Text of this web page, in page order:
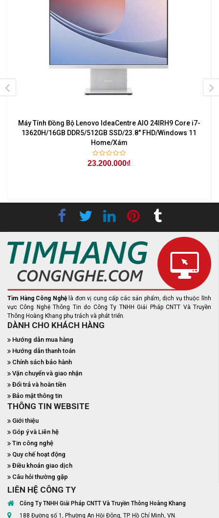
Máy Tính Đồng Bộ Lenovo IdeaCentre AIO 24IRH9 Core i7-
13620H/16GB DDR5/512GB SSD/23.8" FHD/Windows 11
Home/Xám
23.200.000₫
Tìm Hàng Công Nghệ là đơn vị cung cấp các sản phẩm, dịch vụ thuộc lĩnh
vực Công Nghệ Thông Tin do Công Ty TNHH Giải Pháp CNTT Và Truyền
Thông Hoàng Khang phụ trách và phát triển.
DÀNH CHO KHÁCH HÀNG
Hướng dẫn mua hàng
Hướng dẫn thanh toán
Chính sách bảo hành
Vận chuyển và giao nhận
Đổi trả và hoàn tiền
Bảo mật thông tin
THÔNG TIN WEBSITE
Giới thiệu
Góp ý và Liên hệ
Tin công nghệ
Quy chế hoạt động
Điều khoản giao dịch
Câu hỏi thường gặp
LIÊN HỆ CÔNG TY
Công Ty TNHH Giải Pháp CNTT Và Truyền Thông Hoàng Khang
188 Đường số 1, Phường An Hội Đông, TP. Hồ Chí Minh, VN.